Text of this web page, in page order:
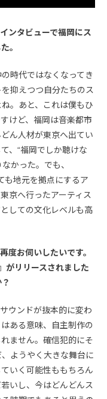
ンタビューで福岡にス
。
時代ではなくなってき
抑えつつ自分たちのス
。あと、これは僕もひ
けど、福岡は音楽都市
ん人材が東京へ出てい
、“福岡でしか聴けな
かった。でも、
も地元を拠点にするア
京へ行ったアーティス
しての文化レベルも高
お伺いしたいです。
がリリースされました
ウンドが抜本的に変わ
ある意味、自主制作の
ません。確信犯的にそ
ようやく大きな舞台に
いく可能性ももちろん
いし、今はどんどんス